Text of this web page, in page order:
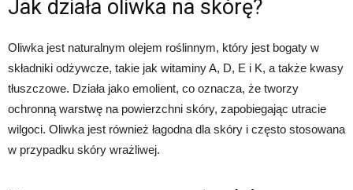
Jak działa oliwka na skórę?
Oliwka jest naturalnym olejem roślinnym, który jest bogaty w
składniki odżywcze, takie jak witaminy A, D, E i K, a także kwasy
tłuszczowe. Działa jako emolient, co oznacza, że tworzy
ochronną warstwę na powierzchni skóry, zapobiegając utracie
wilgoci. Oliwka jest również łagodna dla skóry i często stosowana
w przypadku skóry wrażliwej.